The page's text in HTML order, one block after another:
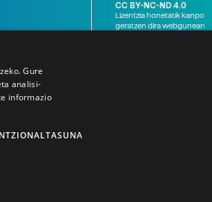
CC BY-NC-ND 4.0
Lizentzia honetatik kanpo
geratzen dira webgunean
Gure
analisi-
informazio